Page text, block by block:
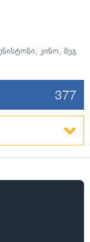
, კინო, მეგ
377